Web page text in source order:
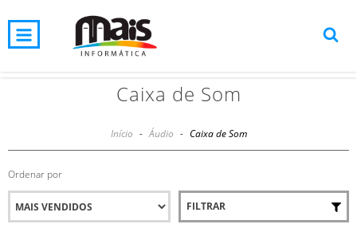
INÍCIO
Caixa de Som
Início - Áudio - Caixa de Som
Ordenar por
FILTRAR